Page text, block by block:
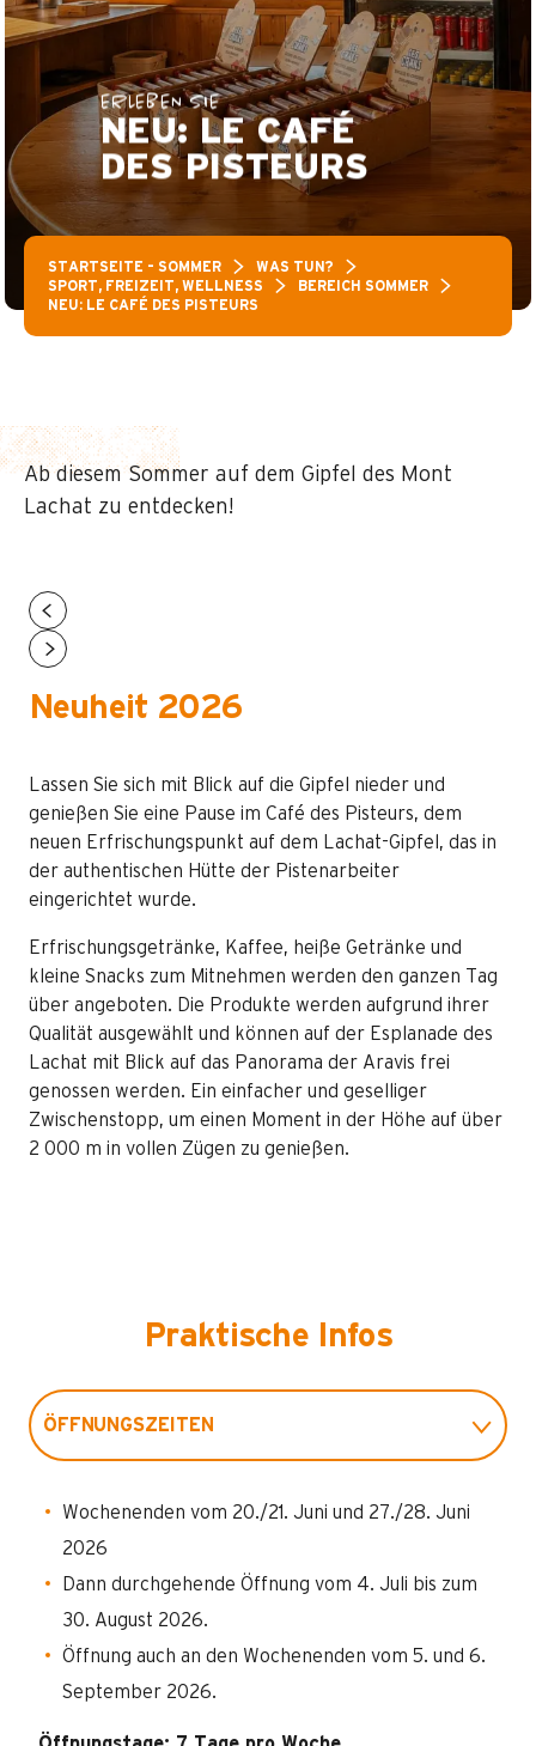
ERLEBEN SIE
NEU: LE CAFÉ
DES PISTEURS
STARTSEITE – SOMMER
WAS TUN?
SPORT, FREIZEIT, WELLNESS
BEREICH SOMMER
NEU: LE CAFÉ DES PISTEURS
Ab diesem Sommer auf dem Gipfel des Mont
Lachat zu entdecken!
Neuheit 2026
Lassen Sie sich mit Blick auf die Gipfel nieder und
genießen Sie eine Pause im Café des Pisteurs, dem
neuen Erfrischungspunkt auf dem Lachat-Gipfel, das in
der authentischen Hütte der Pistenarbeiter
eingerichtet wurde.
Erfrischungsgetränke, Kaffee, heiße Getränke und
kleine Snacks zum Mitnehmen werden den ganzen Tag
über angeboten. Die Produkte werden aufgrund ihrer
Qualität ausgewählt und können auf der Esplanade des
Lachat mit Blick auf das Panorama der Aravis frei
genossen werden. Ein einfacher und geselliger
Zwischenstopp, um einen Moment in der Höhe auf über
2 000 m in vollen Zügen zu genießen.
Praktische Infos
ÖFFNUNGSZEITEN
Wochenenden vom 20./21. Juni und 27./28. Juni
2026
Dann durchgehende Öffnung vom 4. Juli bis zum
30. August 2026.
Öffnung auch an den Wochenenden vom 5. und 6.
September 2026.